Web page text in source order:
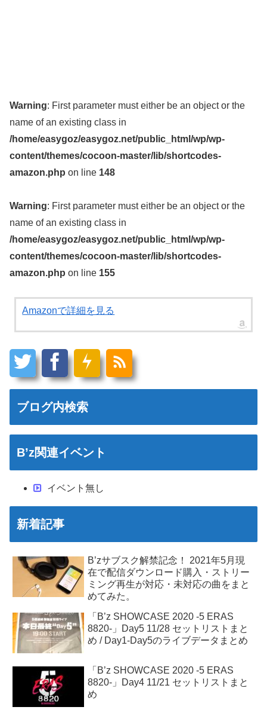
Warning: First parameter must either be an object or the
name of an existing class in
/home/easygoz/easygoz.net/public_html/wp/wp-
content/themes/cocoon-master/lib/shortcodes-
amazon.php on line 148
Warning: First parameter must either be an object or the
name of an existing class in
/home/easygoz/easygoz.net/public_html/wp/wp-
content/themes/cocoon-master/lib/shortcodes-
amazon.php on line 155
Amazonで詳細を見る
ブログ内検索
B’z関連イベント
イベント無し
新着記事
B’zサブスク解禁記念！ 2021年5月現
在で配信ダウンロード購入・ストリー
ミング再生が対応・未対応の曲をまと
めてみた。
「B’z SHOWCASE 2020 -5 ERAS
8820-」Day5 11/28 セットリストまと
め / Day1-Day5のライブデータまとめ
「B’z SHOWCASE 2020 -5 ERAS
8820-」Day4 11/21 セットリストまと
め